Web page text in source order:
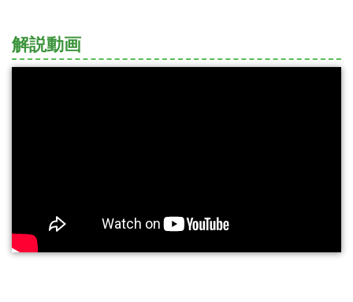
解説動画